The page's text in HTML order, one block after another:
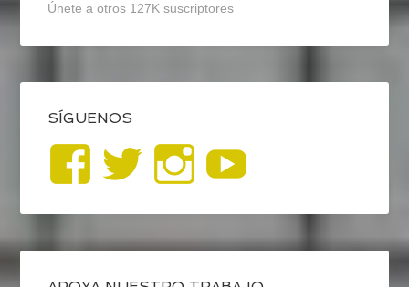
Únete a otros 127K suscriptores
SÍGUENOS
Ver
perfil
de
Ver
perfil
de
Ver
perfil
de